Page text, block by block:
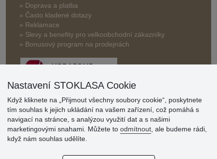
» Doprava a platba
» Často kladené dotazy
» Reklamace
» Slevy a benefity pro velkoobchodní zákazníky
» Bonusový program na prodejnách
Hodnocení
zákazníků
Super obchod, kvalitní zboží za slušné ceny. Vřele
Nastavení STOKLASA Cookie
Když kliknete na „Přijmout všechny soubory cookie“, poskytnete
tím souhlas k jejich ukládání na vašem zařízení, což pomáhá s
navigací na stránce, s analýzou využití dat a s našimi
marketingovými snahami. Můžete to odmítnout , ale budeme rádi,
když nám souhlas udělíte.